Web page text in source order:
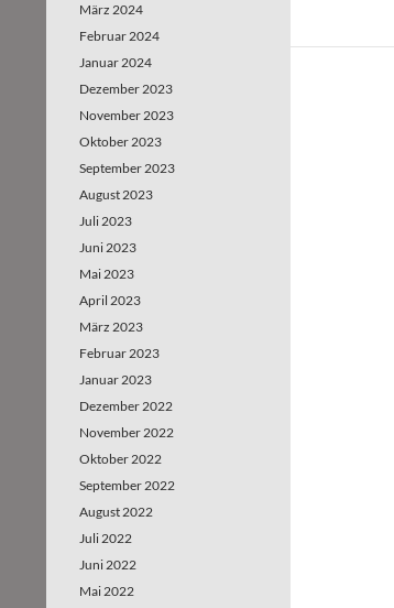
März 2024
Februar 2024
Januar 2024
Dezember 2023
November 2023
Oktober 2023
September 2023
August 2023
Juli 2023
Juni 2023
Mai 2023
April 2023
März 2023
Februar 2023
Januar 2023
Dezember 2022
November 2022
Oktober 2022
September 2022
August 2022
Juli 2022
Juni 2022
Mai 2022